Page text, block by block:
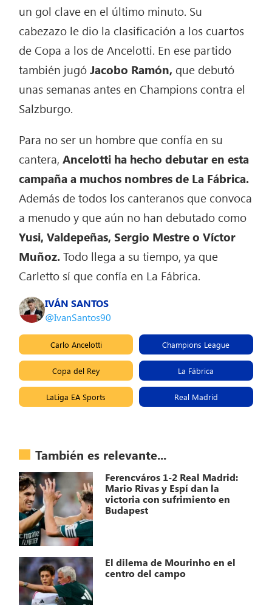
un gol clave en el último minuto. Su
cabezazo le dio la clasificación a los cuartos
de Copa a los de Ancelotti. En ese partido
también jugóJacobo Ramón, que debutó
unas semanas antes en Champions contra el
Salzburgo.
Para no ser un hombre que confía en su
cantera,Ancelotti ha hecho debutar en esta
campaña a muchos nombres de La Fábrica.
Además de todos los canteranos que convoca
a menudo y que aún no han debutado como
Yusi, Valdepeñas, Sergio Mestre o Víctor
Muñoz.Todo llega a su tiempo, ya que
Carletto sí que confía en La Fábrica.
IVÁN SANTOS
@IvanSantos90
Carlo Ancelotti Champions League
Copa del Rey La Fábrica
LaLiga EA Sports Real Madrid
También es relevante...
Ferencváros 1-2 Real Madrid:
Mario Rivas y Espí dan la
victoria con sufrimiento en
Budapest
El dilema de Mourinho en el
centro del campo